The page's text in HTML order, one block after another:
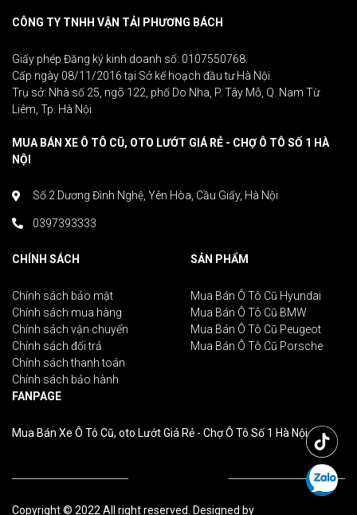
CÔNG TY TNHH VẬN TẢI PHƯƠNG BÁCH
Giấy phép Đăng ký kinh doanh số: 0107550768.
Cấp ngày 08/11/2016 tại Sở kế hoạch đầu tư Hà Nội.
Trụ sở: Nhà số 25, ngõ 122, phố Do Nha, P. Tây Mỗ, Q. Nam Từ
Liêm, Tp. Hà Nội
MUA BÁN XE Ô TÔ CŨ, OTO LƯỚT GIÁ RẺ - CHỢ Ô TÔ SỐ 1 HÀ
NỘI
Số 2 Dương Đình Nghệ, Yên Hòa, Cầu Giấy, Hà Nội
0397393333
CHÍNH SÁCH
Chính sách bảo mật
Chính sách mua hàng
Chính sách vận chuyển
Chính sách đổi trả
Chính sách thanh toán
Chính sách bảo hành
SẢN PHẨM
Mua Bán Ô Tô Cũ Hyundai
Mua Bán Ô Tô Cũ BMW
Mua Bán Ô Tô Cũ Peugeot
Mua Bán Ô Tô Cũ Porsche
FANPAGE
Mua Bán Xe Ô Tô Cũ, oto Lướt Giá Rẻ - Chợ Ô Tô Số 1 Hà Nội
Copyright © 2022 All right reserved. Designed by